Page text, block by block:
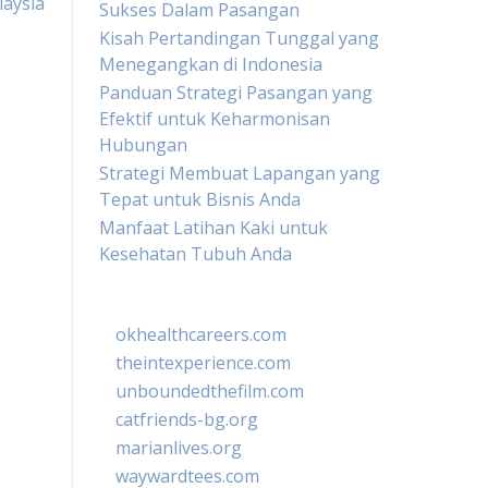
Sukses Dalam Pasangan
Kisah Pertandingan Tunggal yang
Menegangkan di Indonesia
Panduan Strategi Pasangan yang
Efektif untuk Keharmonisan
Hubungan
Strategi Membuat Lapangan yang
Tepat untuk Bisnis Anda
Manfaat Latihan Kaki untuk
Kesehatan Tubuh Anda
okhealthcareers.com
theintexperience.com
unboundedthefilm.com
catfriends-bg.org
marianlives.org
waywardtees.com